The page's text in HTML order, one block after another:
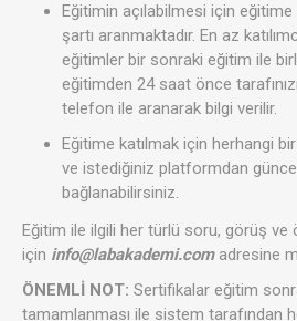
Eğitimin açılabilmesi için eğitime
şartı aranmaktadır. En az
eğitimler bir sonraki eğitim ile
eğitimden 24 saat önce
telefon ile aranarak bilgi verilir.
Eğitime katılmak için herhangi
ve istediğiniz platformdan
bağlanabilirsiniz.
Eğitim ile ilgili her türlü soru, görüş ve
için info@labakademi.comadresine
ÖNEMLİ NOT: Sertifikalar eğitim
tamamlanması ile sistem tarafından